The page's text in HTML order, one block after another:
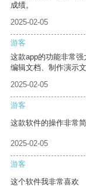
成绩。
2025-02-05
游客
这款app的功能非常
编辑文档、制作演示
2025-02-05
游客
这款软件的操作非常
2025-02-05
游客
这个软件我非常喜欢